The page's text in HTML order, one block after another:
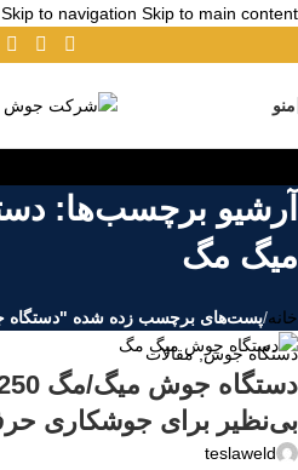
Skip to navigation Skip to main content
منو
آرشیو برچسب‌ها:
ميگ مگ
خانه/پست‌های برچسب زده شده "دستگاه
۱۰
دستگاه جوش,مقالات
بی‌نظیر برای جوشکاری
teslaweld